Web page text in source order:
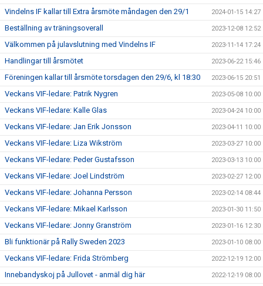
Vindelns IF kallar till Extra årsmöte måndagen den 29/1 2024-01-15 14:27
Beställning av träningsoverall 2023-12-08 12:52
Välkommen på julavslutning med Vindelns IF 2023-11-14 17:24
Handlingar till årsmötet 2023-06-22 15:46
Föreningen kallar till årsmöte torsdagen den 29/6, kl 18:30 2023-06-15 20:51
Veckans VIF-ledare: Patrik Nygren 2023-05-08 10:00
Veckans VIF-ledare: Kalle Glas 2023-04-24 10:00
Veckans VIF-ledare: Jan Erik Jonsson 2023-04-11 10:00
Veckans VIF-ledare: Liza Wikström 2023-03-27 10:00
Veckans VIF-ledare: Peder Gustafsson 2023-03-13 10:00
Veckans VIF-ledare: Joel Lindström 2023-02-27 12:00
Veckans VIF-ledare: Johanna Persson 2023-02-14 08:44
Veckans VIF-ledare: Mikael Karlsson 2023-01-30 11:50
Veckans VIF-ledare: Jonny Granström 2023-01-16 12:30
Bli funktionär på Rally Sweden 2023 2023-01-10 08:00
Veckans VIF-ledare: Frida Strömberg 2022-12-19 12:00
Innebandyskoj på Jullovet - anmäl dig här 2022-12-19 08:00